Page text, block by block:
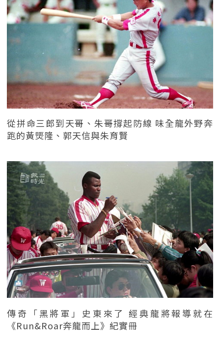
從拼命三郎到天哥、朱哥撐起防線 味全龍外野奔
跑的黃煚隆、郭天信與朱育賢
傳奇「黑將軍」史東來了 經典龍將報導就在
《Run&Roar奔龍而上》紀實冊